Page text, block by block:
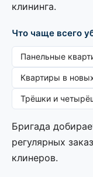
клининга.
Что чаще всего
Панельные
Квартиры в
Трёшки и
Бригада
регулярных
клинеров.